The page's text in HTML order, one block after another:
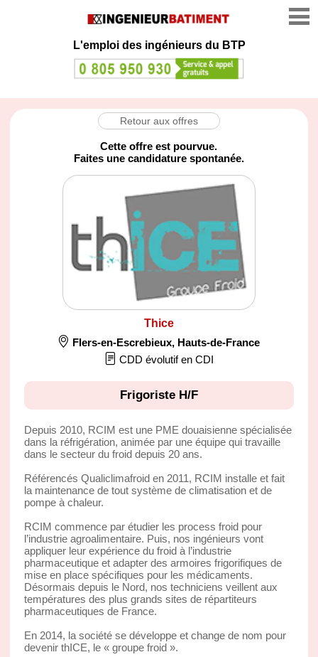
L'emploi des ingénieurs du BTP
Retour aux offres
Cette offre est pourvue.
Faites une candidature spontanée.
Thice
Flers-en-Escrebieux, Hauts-de-France
CDD évolutif en CDI
Frigoriste H/F
Depuis 2010, RCIM est une PME douaisienne spécialisée
dans la réfrigération, animée par une équipe qui travaille
dans le secteur du froid depuis 20 ans.
Référencés Qualiclimafroid en 2011, RCIM installe et fait
la maintenance de tout système de climatisation et de
pompe à chaleur.
RCIM commence par étudier les process froid pour
l’industrie agroalimentaire. Puis, nos ingénieurs vont
appliquer leur expérience du froid à l’industrie
pharmaceutique et adapter des armoires frigorifiques de
mise en place spécifiques pour les médicaments.
Désormais depuis le Nord, nos techniciens veillent aux
températures des plus grands sites de répartiteurs
pharmaceutiques de France.
En 2014, la société se développe et change de nom pour
devenir thICE, le « groupe froid ».